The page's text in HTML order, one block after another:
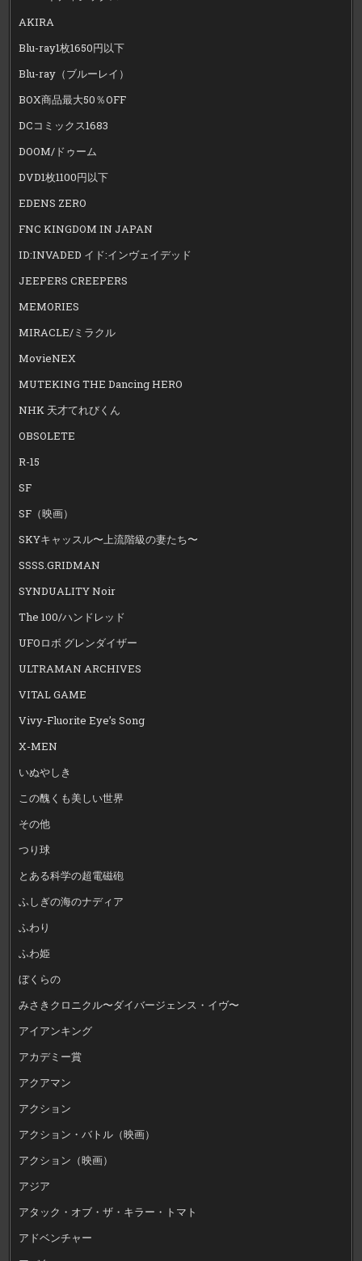
AKIRA
Blu-ray1枚1650円以下
Blu-ray（ブルーレイ）
BOX商品最大50％OFF
DCコミックス1683
DOOM/ドゥーム
DVD1枚1100円以下
EDENS ZERO
FNC KINGDOM IN JAPAN
ID:INVADED イド:インヴェイデッド
JEEPERS CREEPERS
MEMORIES
MIRACLE/ミラクル
MovieNEX
MUTEKING THE Dancing HERO
NHK 天才てれびくん
OBSOLETE
R-15
SF
SF（映画）
SKYキャッスル〜上流階級の妻たち〜
SSSS.GRIDMAN
SYNDUALITY Noir
The 100/ハンドレッド
UFOロボ グレンダイザー
ULTRAMAN ARCHIVES
VITAL GAME
Vivy-Fluorite Eye’s Song
X-MEN
いぬやしき
この醜くも美しい世界
その他
つり球
とある科学の超電磁砲
ふしぎの海のナディア
ふわり
ふわ姫
ぼくらの
みさきクロニクル〜ダイバージェンス・イヴ〜
アイアンキング
アカデミー賞
アクアマン
アクション
アクション・バトル（映画）
アクション（映画）
アジア
アタック・オブ・ザ・キラー・トマト
アドベンチャー